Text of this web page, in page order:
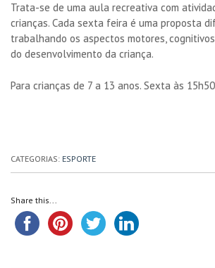
Trata-se de uma aula recreativa com
crianças. Cada sexta feira é uma proposta
trabalhando os aspectos motores,
do desenvolvimento da criança.
Para crianças de 7 a 13 anos. Sexta às 15h50
CATEGORIAS: ESPORTE
Share this...